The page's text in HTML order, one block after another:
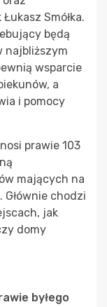
Smółka.
będą
najbliższym
wsparcie
a
i pomocy
prawie 103
mających na
chodzi
jak
domy
byłego